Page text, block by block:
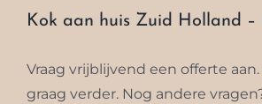
Kok aan huis Zuid Holland –
Vraag vrijblijvend een offerte
graag verder. Nog andere